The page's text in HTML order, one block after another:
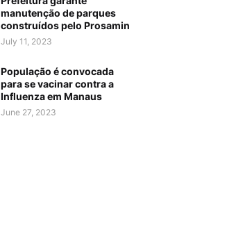
manutenção de parques
construídos pelo Prosamin
July 11, 2023
População é convocada
para se vacinar contra a
Influenza em Manaus
June 27, 2023